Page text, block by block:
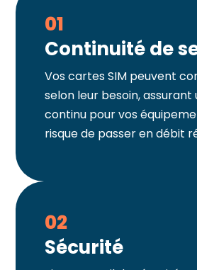
01
Continuité de
Vos cartes SIM peuvent
selon leur besoin, assurant
continu pour vos
risque de passer en débit
02
Sécurité